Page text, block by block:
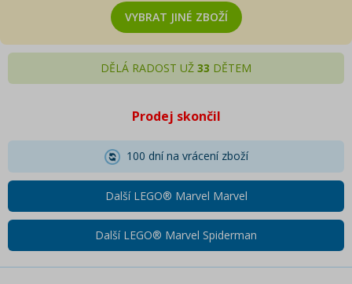
VYBRAT JINÉ ZBOŽÍ
DĚLÁ RADOST UŽ 33 DĚTEM
Prodej skončil
100 dní na vrácení zboží
Další LEGO® Marvel Marvel
Další LEGO® Marvel Spiderman